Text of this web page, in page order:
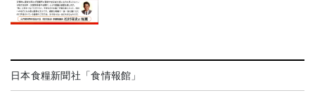
日本食糧新聞社「食情報館」